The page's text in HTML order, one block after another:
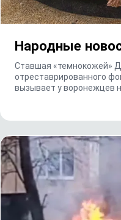
Народные
Ставшая «темнокожей»
отреставрированного
вызывает у воронежцев